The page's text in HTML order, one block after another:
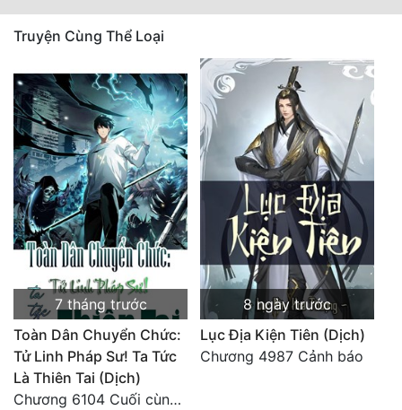
Truyện Cùng Thể Loại
7 tháng trước
Toàn Dân Chuyển Chức:
Tử Linh Pháp Sư! Ta Tức
Là Thiên Tai (Dịch)
Chương 6104 Cuối cùng (HẾT)
8 ngày trước
Lục Địa Kiện Tiên (Dịch)
Chương 4987 Cảnh báo